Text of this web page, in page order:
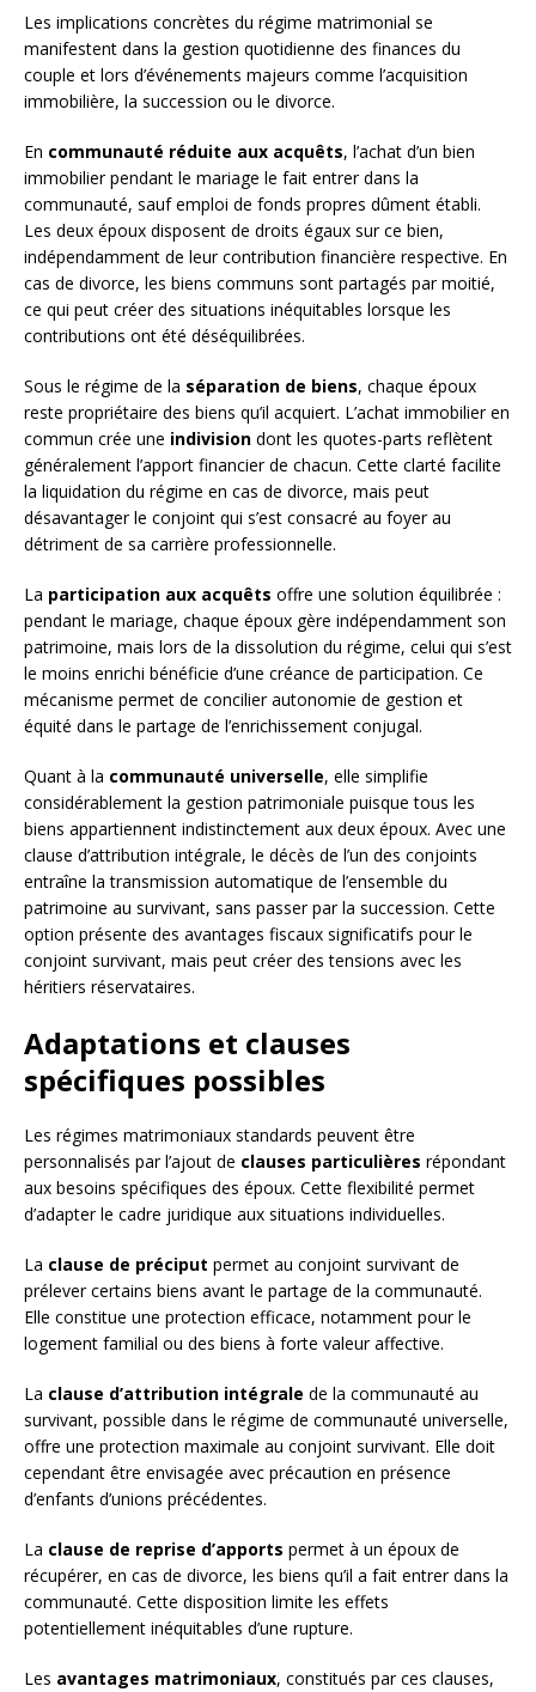
Les implications concrètes du régime matrimonial se
manifestent dans la gestion quotidienne des finances du
couple et lors d’événements majeurs comme l’acquisition
immobilière, la succession ou le divorce.
En communauté réduite aux acquêts, l’achat d’un bien
immobilier pendant le mariage le fait entrer dans la
communauté, sauf emploi de fonds propres dûment établi.
Les deux époux disposent de droits égaux sur ce bien,
indépendamment de leur contribution financière respective. En
cas de divorce, les biens communs sont partagés par moitié,
ce qui peut créer des situations inéquitables lorsque les
contributions ont été déséquilibrées.
Sous le régime de la séparation de biens, chaque époux
reste propriétaire des biens qu’il acquiert. L’achat immobilier en
commun crée une indivision dont les quotes-parts reflètent
généralement l’apport financier de chacun. Cette clarté facilite
la liquidation du régime en cas de divorce, mais peut
désavantager le conjoint qui s’est consacré au foyer au
détriment de sa carrière professionnelle.
La participation aux acquêts offre une solution équilibrée :
pendant le mariage, chaque époux gère indépendamment son
patrimoine, mais lors de la dissolution du régime, celui qui s’est
le moins enrichi bénéficie d’une créance de participation. Ce
mécanisme permet de concilier autonomie de gestion et
équité dans le partage de l’enrichissement conjugal.
Quant à la communauté universelle, elle simplifie
considérablement la gestion patrimoniale puisque tous les
biens appartiennent indistinctement aux deux époux. Avec une
clause d’attribution intégrale, le décès de l’un des conjoints
entraîne la transmission automatique de l’ensemble du
patrimoine au survivant, sans passer par la succession. Cette
option présente des avantages fiscaux significatifs pour le
conjoint survivant, mais peut créer des tensions avec les
héritiers réservataires.
Adaptations et clauses
spécifiques possibles
Les régimes matrimoniaux standards peuvent être
personnalisés par l’ajout de clauses particulières répondant
aux besoins spécifiques des époux. Cette flexibilité permet
d’adapter le cadre juridique aux situations individuelles.
La clause de préciput permet au conjoint survivant de
prélever certains biens avant le partage de la communauté.
Elle constitue une protection efficace, notamment pour le
logement familial ou des biens à forte valeur affective.
La clause d’attribution intégrale de la communauté au
survivant, possible dans le régime de communauté universelle,
offre une protection maximale au conjoint survivant. Elle doit
cependant être envisagée avec précaution en présence
d’enfants d’unions précédentes.
La clause de reprise d’apports permet à un époux de
récupérer, en cas de divorce, les biens qu’il a fait entrer dans la
communauté. Cette disposition limite les effets
potentiellement inéquitables d’une rupture.
Les avantages matrimoniaux, constitués par ces clauses,